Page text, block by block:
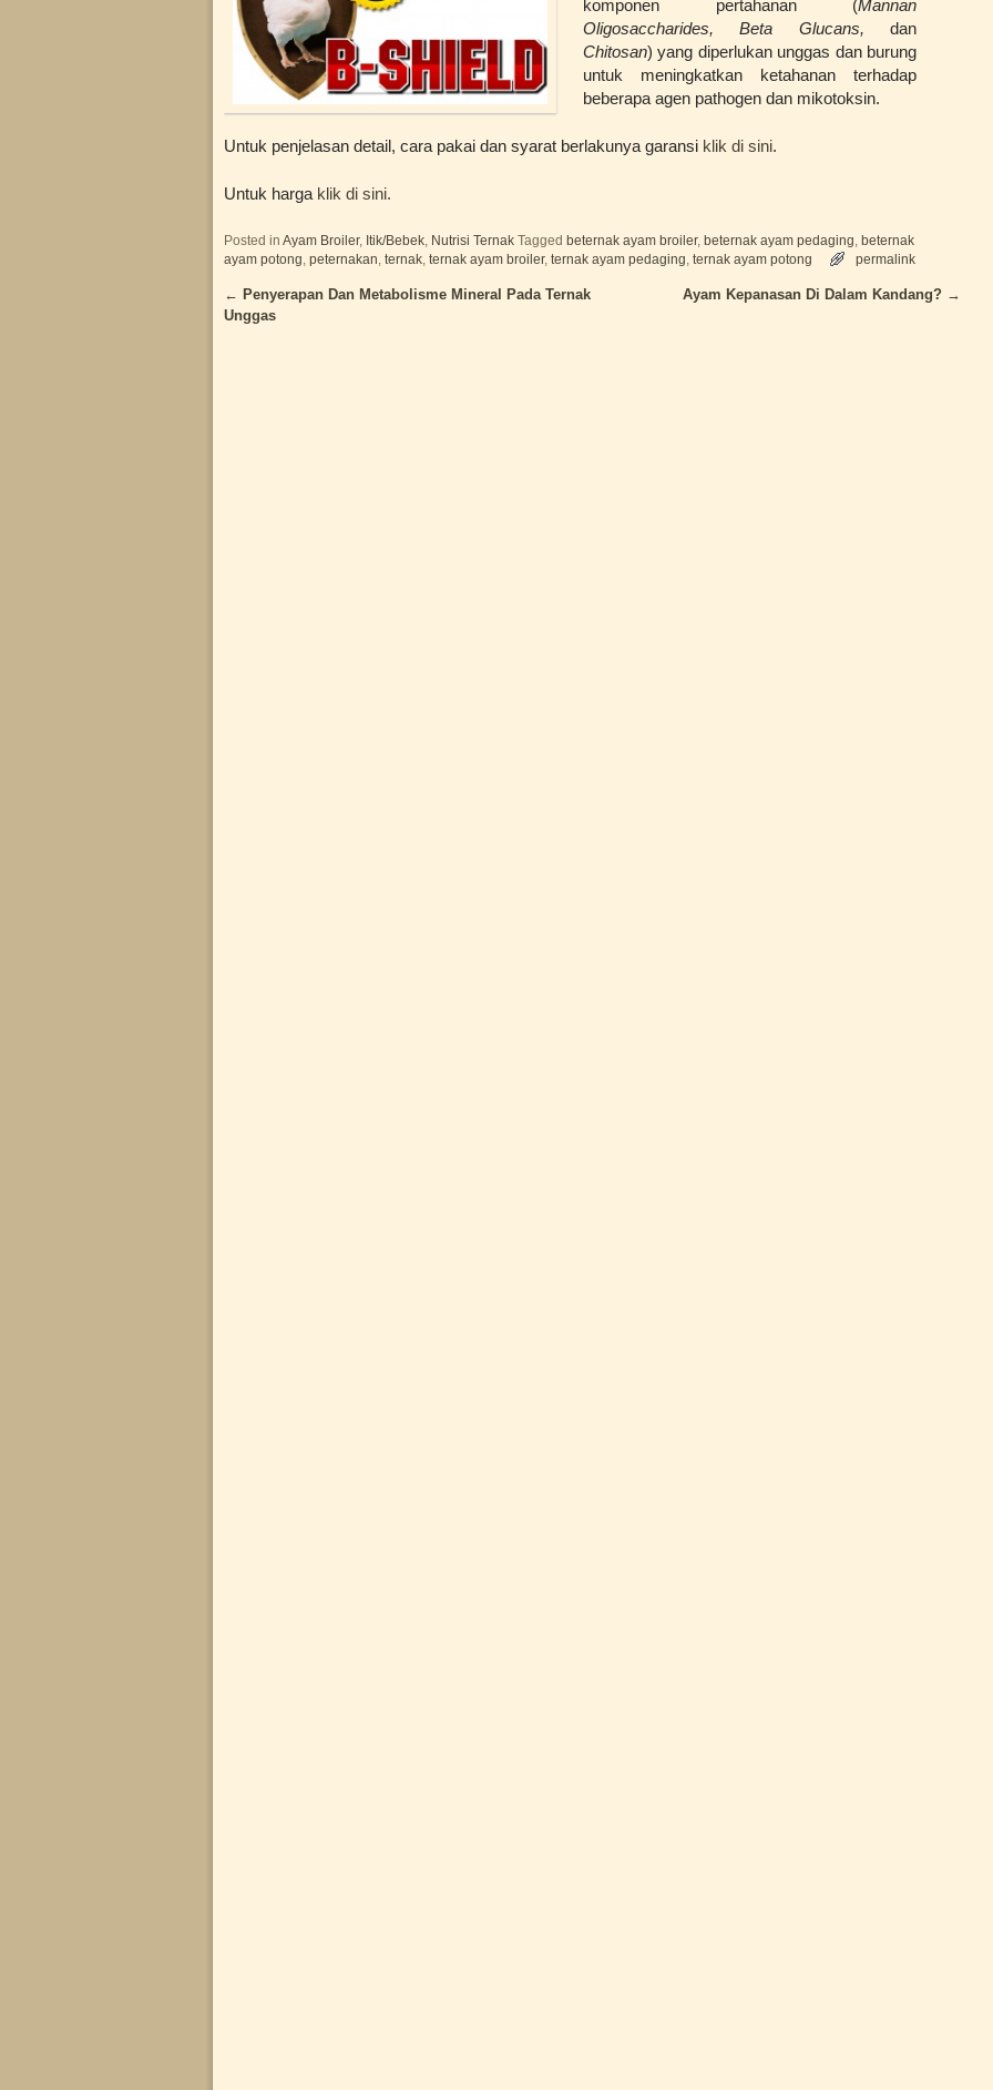
komponen pertahanan (Mannan
Oligosaccharides, Beta Glucans, dan
Chitosan) yang diperlukan unggas dan burung
untuk meningkatkan ketahanan terhadap
beberapa agen pathogen dan mikotoksin.
Untuk penjelasan detail, cara pakai dan syarat berlakunya garansi klik di sini.
Untuk harga klik di sini.
Posted in Ayam Broiler, Itik/Bebek Nutrisi Ternak Tagged beternak ayam broiler, beternak ayam pedaging beternak
ayam potong peternakan ternak ternak ayam broiler, ternak ayam pedaging ternak ayam potong permalink
Post navigation
← Penyerapan Dan Metabolisme Mineral Pada Ternak
Unggas
Ayam Kepanasan Di Dalam Kandang? →